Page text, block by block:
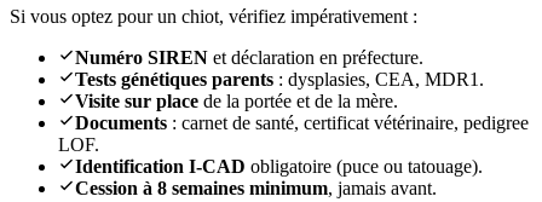
Si vous optez pour un chiot, vérifiez impérativement :
Numéro SIREN et déclaration en préfecture.
Tests génétiques parents : dysplasies, CEA, MDR1.
Visite sur place de la portée et de la mère.
Documents : carnet de santé, certificat vétérinaire, pedigree
LOF.
Identification I-CAD obligatoire (puce ou tatouage).
Cession à 8 semaines minimum, jamais avant.